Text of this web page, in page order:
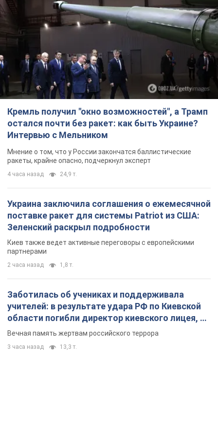
Интервью с Мельником
Мнение о том, что у России закончатся баллистические
ракеты, крайне опасно, подчеркнул эксперт
Украина заключила соглашения о ежемесячной
поставке ракет для системы Patriot из США:
Зеленский раскрыл подробности
Киев также ведет активные переговоры с европейскими
партнерами
2 часа назад 1,8 т.
Заботилась об учениках и поддерживала
учителей: в результате удара РФ по Киевской
области погибли директор киевского лицея, её
муж и внук
Вечная память жертвам российского террора
3 часа назад 13,3 т.